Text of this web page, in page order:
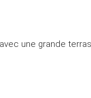
une grande